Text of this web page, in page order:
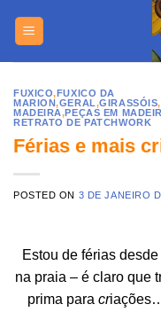
FUXICO,FUXICO DA
MARION,GERAL,GIRASSÓIS,
MADEIRA,PEÇAS EM
RETRATO DE PATCHWORK
Férias e mais
POSTED ON 3 DE JANEIRO
Estou de férias
na praia – é claro que
prima para cr